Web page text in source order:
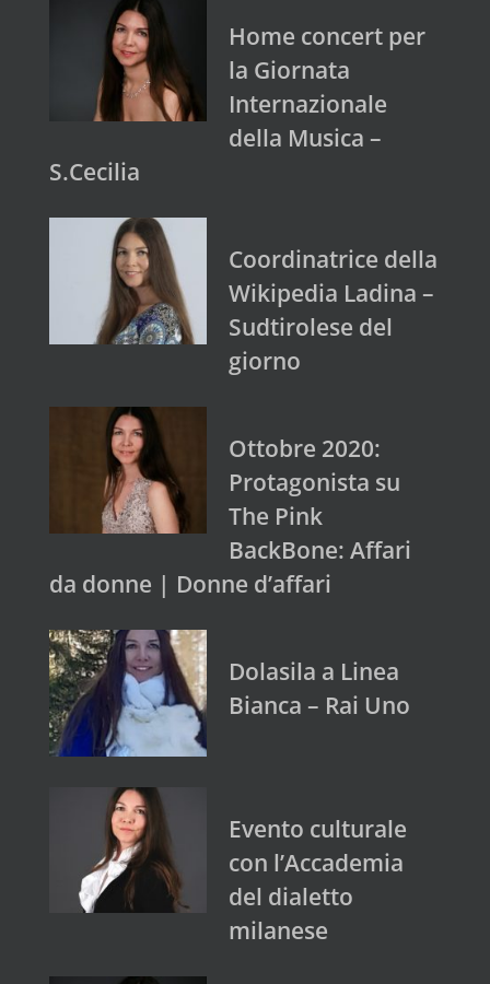
Home concert per
la Giornata
Internazionale
della Musica –
S.Cecilia
Coordinatrice della
Wikipedia Ladina –
Sudtirolese del
giorno
Ottobre 2020:
Protagonista su
The Pink
BackBone: Affari
da donne | Donne d’affari
Dolasila a Linea
Bianca – Rai Uno
Evento culturale
con l’Accademia
del dialetto
milanese